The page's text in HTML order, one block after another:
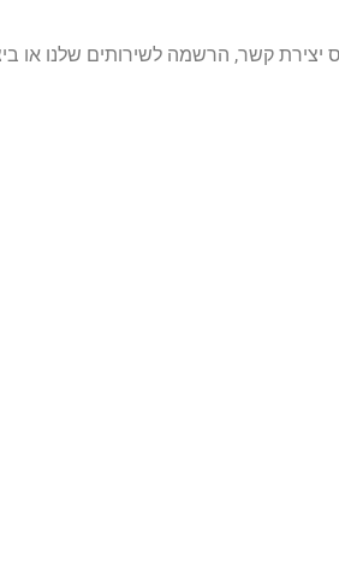
קשר, הרשמה לשירותים שלנו או